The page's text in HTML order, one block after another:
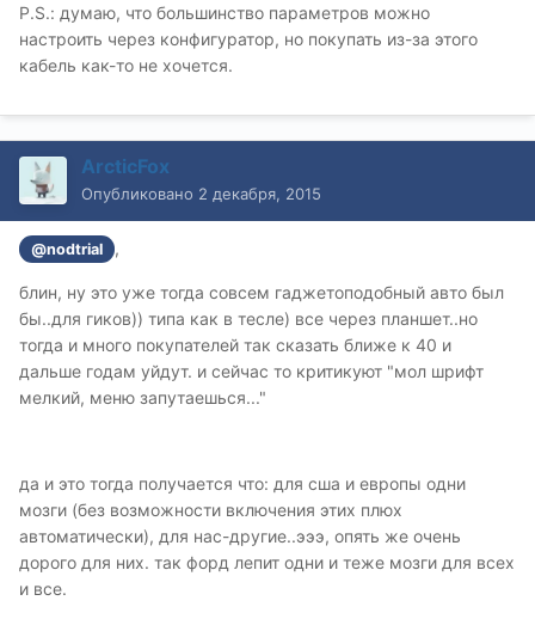
P.S.: думаю, что большинство параметров можно
настроить через конфигуратор, но покупать из-за этого
кабель как-то не хочется.
ArcticFox
Опубликовано 2 декабря, 2015
@nodtrial ,
блин, ну это уже тогда совсем гаджетоподобный авто был
бы..для гиков)) типа как в тесле) все через планшет..но
тогда и много покупателей так сказать ближе к 40 и
дальше годам уйдут. и сейчас то критикуют "мол шрифт
мелкий, меню запутаешься..."
да и это тогда получается что: для сша и европы одни
мозги (без возможности включения этих плюх
автоматически), для нас-другие..эээ, опять же очень
дорого для них. так форд лепит одни и теже мозги для всех
и все.